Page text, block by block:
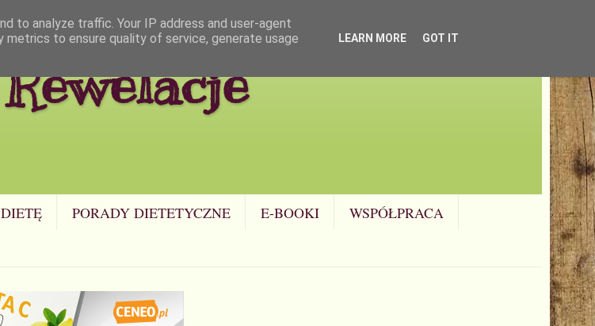
PORADY DIETETYCZNE E-BOOKI
WSPÓŁPRACA
to analyze traffic. Your IP address and user-agent
to ensure quality of service, generate usage
LEARN MORE GOT IT